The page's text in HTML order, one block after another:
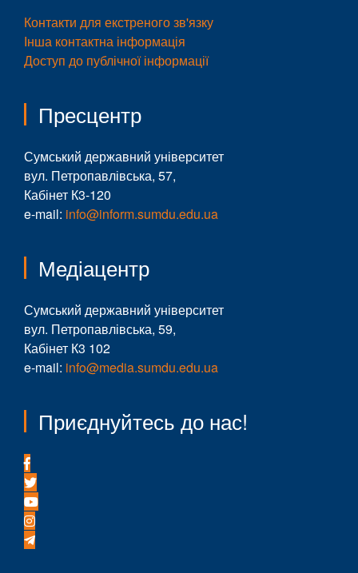
Контакти для екстреного зв'язку
Інша контактна інформація
Доступ до публічної інформації
Пресцентр
Сумський державний університет
вул. Петропавлівська, 57,
Кабінет К3-120
e-mail: info@inform.sumdu.edu.ua
Медіацентр
Сумський державний університет
вул. Петропавлівська, 59,
Кабінет К3 102
e-mail: info@media.sumdu.edu.ua
Приєднуйтесь до нас!